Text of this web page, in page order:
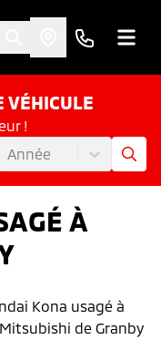
VÉHICULE
!
Année
À
Kona usagé à
de Granby